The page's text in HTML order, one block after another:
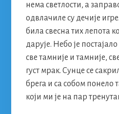
нема светлости, а
одвлачиле су дечије
била свесна тих лепота
дарује. Небо је
све тамније и тамније,
густ мрак. Сунце се
брега и са собом понело
који ми је на пар